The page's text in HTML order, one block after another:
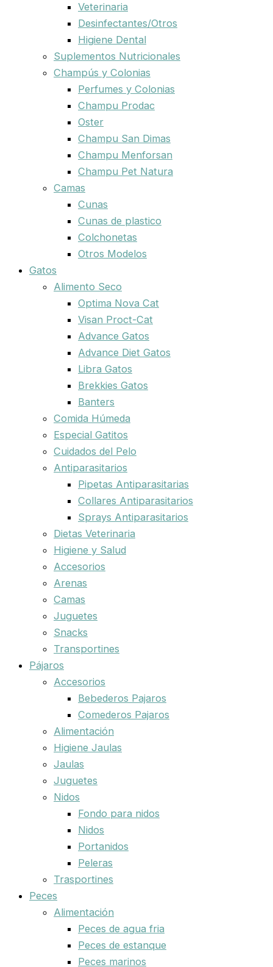
Veterinaria
Desinfectantes/Otros
Higiene Dental
Suplementos Nutricionales
Champús y Colonias
Perfumes y Colonias
Champu Prodac
Oster
Champu San Dimas
Champu Menforsan
Champu Pet Natura
Camas
Cunas
Cunas de plastico
Colchonetas
Otros Modelos
Gatos
Alimento Seco
Optima Nova Cat
Visan Proct-Cat
Advance Gatos
Advance Diet Gatos
Libra Gatos
Brekkies Gatos
Banters
Comida Húmeda
Especial Gatitos
Cuidados del Pelo
Antiparasitarios
Pipetas Antiparasitarias
Collares Antiparasitarios
Sprays Antiparasitarios
Dietas Veterinaria
Higiene y Salud
Accesorios
Arenas
Camas
Juguetes
Snacks
Transportines
Pájaros
Accesorios
Bebederos Pajaros
Comederos Pajaros
Alimentación
Higiene Jaulas
Jaulas
Juguetes
Nidos
Fondo para nidos
Nidos
Portanidos
Peleras
Trasportines
Peces
Alimentación
Peces de agua fria
Peces de estanque
Peces marinos